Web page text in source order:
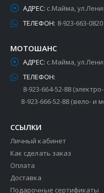
АДРЕС: с.Майма,
ТЕЛЕФОН: 8-923-663-0820
МОТОШАНС
АДРЕС: с.Майма,
ТЕЛЕФОН:
8-923-664-52-88
8-923-666-52-88 (вело- и
ССЫЛКИ
Личный кабинет
Как сделать заказ
Оплата
Доставка
Подарочные сертификаты